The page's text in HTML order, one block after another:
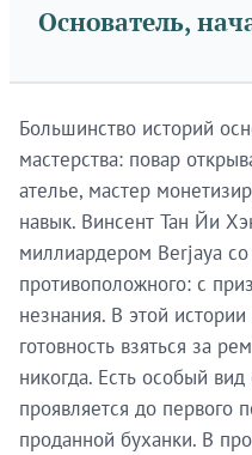
Основатель,
Большинство историй
мастерства: повар
ателье, мастер
навык. Винсент Тан Йи
миллиардером Berjaya
противоположного: с
незнания. В этой
готовность взяться за
никогда. Есть особый
проявляется до первого
проданной буханки. В